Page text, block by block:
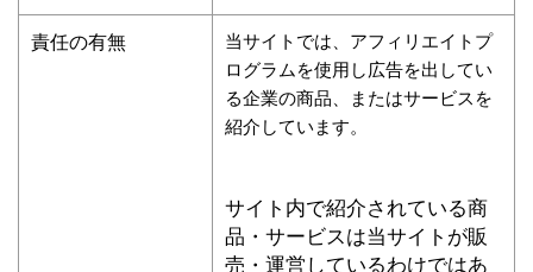
責任の有無
当サイトでは、アフィリエイトプ
ログラムを使用し広告を出してい
る企業の商品、またはサービスを
紹介しています。
サイト内で紹介されている商
品・サービスは当サイトが販
売・運営しているわけではあ